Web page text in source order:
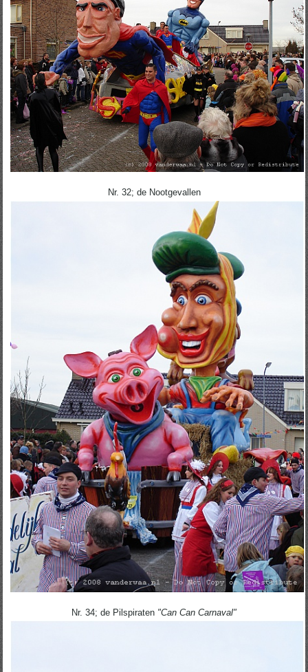
Nr. 32; de Nootgevallen
Nr. 34; de Pilspiraten "Can Can Carnaval"